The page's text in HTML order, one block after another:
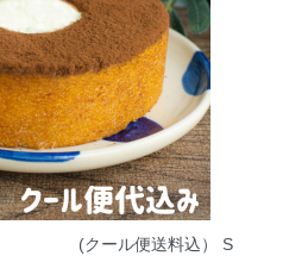
(クール便送料込）
S